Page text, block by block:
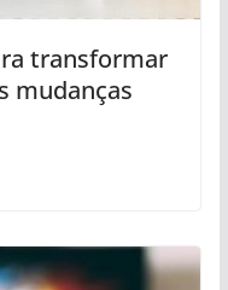
transformar
mudanças